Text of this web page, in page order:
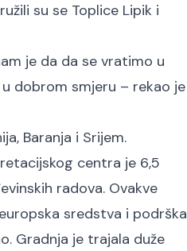
su se Toplice Lipik i
je da da se vratimo u
dobrom smjeru – rekao je
Baranja i Srijem.
centra je 6,5
radova. Ovakve
sredstva i podrška
Gradnja je trajala duže